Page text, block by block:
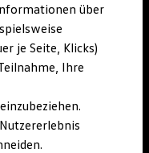
über
je Seite, Klicks)
Ihre